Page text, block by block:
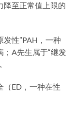
降至正常值上限的
发性”PAH，一种
；A先生属于“继发
（ED，一种在性